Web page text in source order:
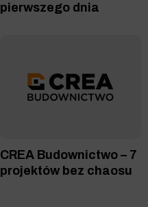
pierwszego dnia
CREA Budownictwo – 7
projektów bez chaosu